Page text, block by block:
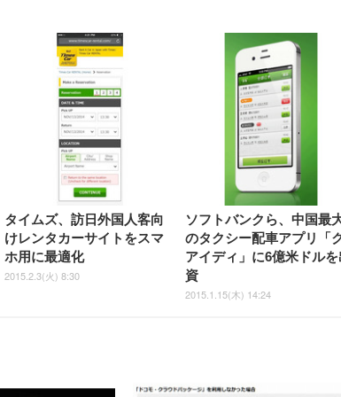
タイムズ、訪日外国人客向
けレンタカーサイトをスマ
ホ用に最適化
2015.2.3(火) 8:30
ソフトバンクら、中国最
のタクシー配車アプリ「
アイディ」に6億米ドルを
資
2015.1.15(木) 14:24